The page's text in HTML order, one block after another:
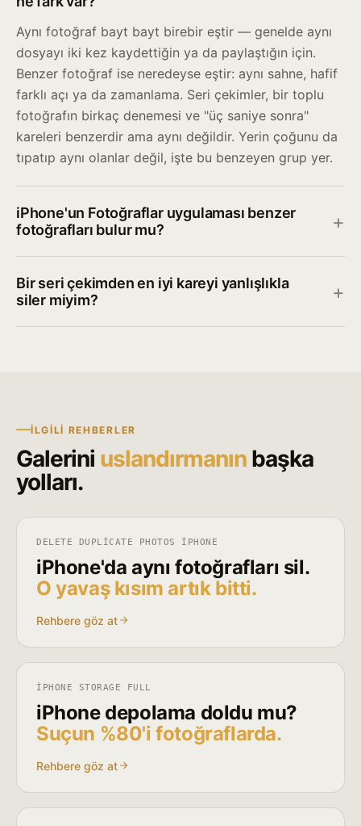
Aynı fotoğraf bayt bayt birebir eştir — genelde aynı
dosyayı iki kez kaydettiğin ya da paylaştığın için.
Benzer fotoğraf ise neredeyse eştir: aynı sahne, hafif
farklı açı ya da zamanlama. Seri çekimler, bir toplu
fotoğrafın birkaç denemesi ve "üç saniye sonra"
kareleri benzerdir ama aynı değildir. Yerin çoğunu da
tıpatıp aynı olanlar değil, işte bu benzeyen grup yer.
iPhone'un Fotoğraflar uygulaması benzer
fotoğrafları bulur mu?
Bir seri çekimden en iyi kareyi yanlışlıkla
siler miyim?
İLGILI REHBERLER
Galerini uslandırmanın başka
yolları.
DELETE DUPLICATE PHOTOS IPHONE
iPhone'da aynı fotoğrafları sil.
O yavaş kısım artık bitti.
Rehbere göz at
IPHONE STORAGE FULL
iPhone depolama doldu mu?
Suçun %80'i fotoğraflarda.
Rehbere göz at